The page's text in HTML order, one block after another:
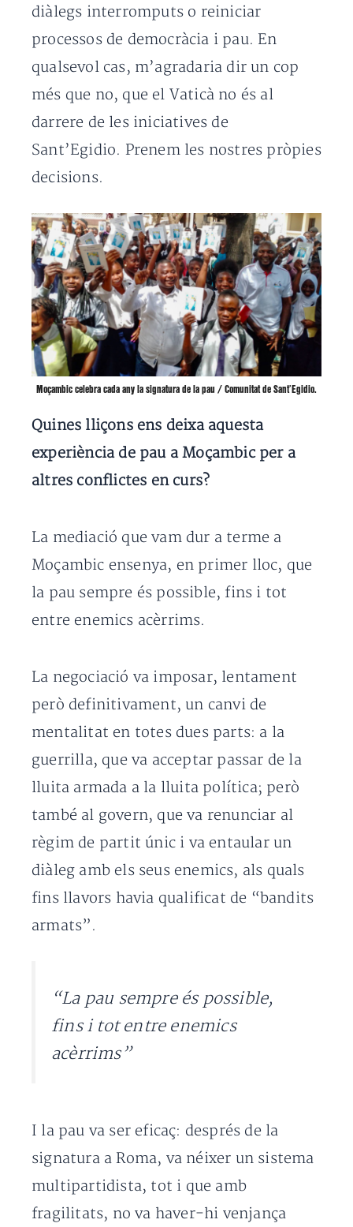
diàlegs interromputs o reiniciar
processos de democràcia i pau. En
qualsevol cas, m’agradaria dir un cop
més que no, que el Vaticà no és al
darrere de les iniciatives de
Sant’Egidio. Prenem les nostres pròpies
decisions.
Moçambic celebra cada any la signatura de la pau / Comunitat de Sant’Egidio.
Quines lliçons ens deixa aquesta
experiència de pau a Moçambic per a
altres conflictes en curs?
La mediació que vam dur a terme a
Moçambic ensenya, en primer lloc, que
la pau sempre és possible, fins i tot
entre enemics acèrrims.
La negociació va imposar, lentament
però definitivament, un canvi de
mentalitat en totes dues parts: a la
guerrilla, que va acceptar passar de la
lluita armada a la lluita política; però
també al govern, que va renunciar al
règim de partit únic i va entaular un
diàleg amb els seus enemics, als quals
fins llavors havia qualificat de “bandits
armats”.
“La pau sempre és possible,
fins i tot entre enemics
acèrrims”
I la pau va ser eficaç: després de la
signatura a Roma, va néixer un sistema
multipartidista, tot i que amb
fragilitats, no va haver-hi venjança